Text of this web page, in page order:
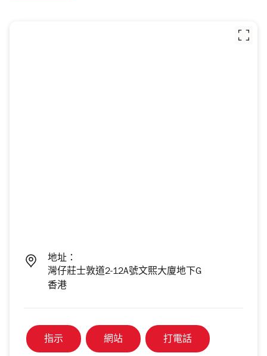
地址：
灣仔莊士敦道2-12A號文熙大廈地下G
香港
指示 網站 打電話